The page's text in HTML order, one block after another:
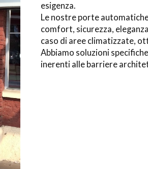
esigenza.
Le nostre porte
comfort, sicurezza,
caso di aree climatizzate,
Abbiamo soluzioni
inerenti alle barriere